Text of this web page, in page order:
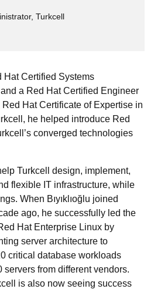
Turkcell
Hat Certified Systems
a Red Hat Certified Engineer
Hat Certificate of Expertise in
he helped introduce Red
converged technologies
Turkcell design, implement,
flexible IT infrastructure, while
When Bıyıklıoğlu joined
ago, he successfully led the
Hat Enterprise Linux by
server architecture to
critical database workloads
servers from different vendors.
is also now seeing success